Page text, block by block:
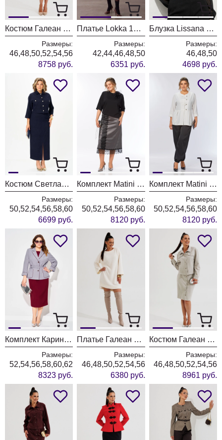
Костюм Галеан Cтиль 961 бежевый
Размеры:
46,48,50,52,54,56
8758 руб.
Платье Lokka 1976 черный
Размеры:
42,44,46,48,50
6351 руб.
Блузка Lissana 5058 черный
Размеры:
46,48,50
4698 руб.
Костюм Светлана-Стиль 2352 синий
Размеры:
50,52,54,56,58,60
6699 руб.
Комплект Matini 1.1817
Размеры:
50,52,54,56,58,60
8120 руб.
Комплект Matini 1.1825
Размеры:
50,52,54,56,58,60
8120 руб.
Комплект Карина Делюкс 1382 сизый + бургунди
Размеры:
52,54,56,58,60,62
8323 руб.
Платье Галеан Cтиль 1017 молочный
Размеры:
46,48,50,52,54,56
6380 руб.
Костюм Галеан Cтиль 1016 бежевый
Размеры:
46,48,50,52,54,56
8961 руб.